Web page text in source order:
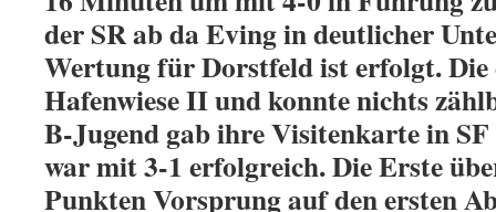
der SR ab da Eving in deutlicher
Wertung für Dorstfeld ist erfolgt.
Hafenwiese II und konnte nichts
B-Jugend gab ihre Visitenkarte in
war mit 3-1 erfolgreich. Die Erste
Punkten Vorsprung auf den ersten